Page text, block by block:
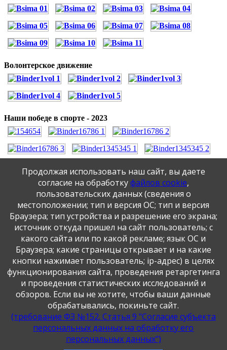
Волонтерское движение
Наши победе в спорте - 2023
12022
2 2021
Публикация персональных данных, в том числе
фотографий, производится в соответствии с
Федеральным законом от 27.07.2006 г. № 152-ФЗ " О
персональных данных", с согласия субъекта персональных
данных".
Продолжая использовать наш сайт, вы даете
согласие на обработкуфайлов cookie,
пользовательских данных (сведения о
местоположении; тип и версия ОС; тип и версия
Браузера; тип устройства и разрешение его экрана;
источник откуда пришел на сайт пользователь; с
какого сайта или по какой рекламе; язык ОС и
Браузера; какие страницы открывает и на какие
кнопки нажимает пользователь; ip-адрес) в целях
функционирования сайта, проведения ретаргетинга
и проведения статистических исследований и
обзоров. Если вы не хотите, чтобы ваши данные
обрабатывались, покиньте сайт.
(требование ФЗ №152. Статья 9 "Согласие субъекта
персональных данных на обработку его
персональных данных")